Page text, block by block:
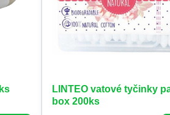
LINTEO vatové tyčinky
box 200ks